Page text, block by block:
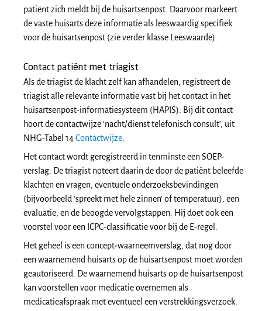
patiënt zich meldt bij de huisartsenpost. Daarvoor markeert
de vaste huisarts deze informatie als leeswaardig specifiek
voor de huisartsenpost (zie verder klasse Leeswaarde).
Contact patiënt met triagist
Als de triagist de klacht zelf kan afhandelen, registreert de
triagist alle relevante informatie vast bij het contact in het
huisartsenpost-informatiesysteem (HAPIS). Bij dit contact
hoort de contactwijze ‘nacht/dienst telefonisch consult’, uit
NHG-Tabel 14Contactwijze
Het contact wordt geregistreerd in tenminste een SOEP-
verslag. De triagist noteert daarin de door de patiënt beleefde
klachten en vragen, eventuele onderzoeksbevindingen
(bijvoorbeeld ‘spreekt met hele zinnen’ of temperatuur), een
evaluatie, en de beoogde vervolgstappen. Hij doet ook een
voorstel voor een ICPC-classificatie voor bij de E-regel.
Het geheel is een concept-waarneemverslag, dat nog door
een waarnemend huisarts op de huisartsenpost moet worden
geautoriseerd. De waarnemend huisarts op de huisartsenpost
kan voorstellen voor medicatie overnemen als
medicatieafspraak met eventueel een verstrekkingsverzoek.